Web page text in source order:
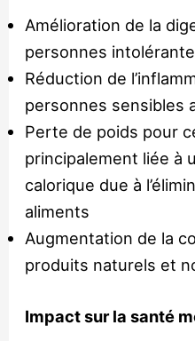
Amélioration de la
personnes
Réduction de
personnes sensibles
Perte de poids pour
principalement liée à
calorique due à
aliments
Augmentation de la
produits naturels et
Impact sur la santé